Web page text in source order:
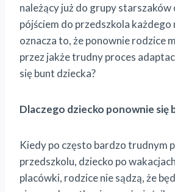
należący już do grupy starszaków
pójściem do przedszkola każdego
oznacza to, że ponownie rodzice
przez jakże trudny proces
się bunt dziecka?
Dlaczego dziecko ponownie się
Kiedy po często bardzo trudnym
przedszkolu, dziecko po
placówki, rodzice nie sądzą, że